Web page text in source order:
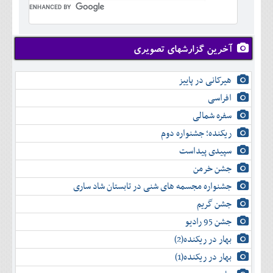
دی
بهمن
اسفند
آبان
آذر
دی
بهمن
اسفند
شهريور
مهر
آبان
آذر
دی
بهمن
اسفند
تير
مرداد
شهريور
مهر
آبان
آذر
دی
بهمن
اسفند
آخرین گزارشهای تصویری
هیرکانی در پاییز
افراسی
سفره شمالی
ریکنده؛ جشنواره دوم
سپیدی پیداست
جشن خرمن
جشنواره مجسمه های شنی در تابستان شاد ساری
جشن گریم
جشن 95 رادیو
بهار در ریکنده(2)
بهار در ریکنده(1)